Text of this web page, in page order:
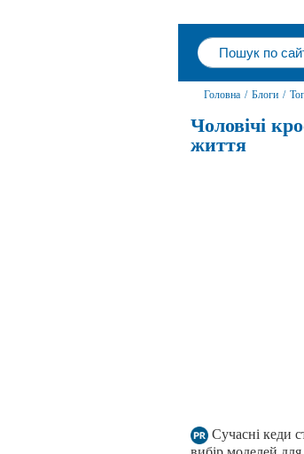
Головна / Блоги /
Чоловічі
життя
Сучасні кеди